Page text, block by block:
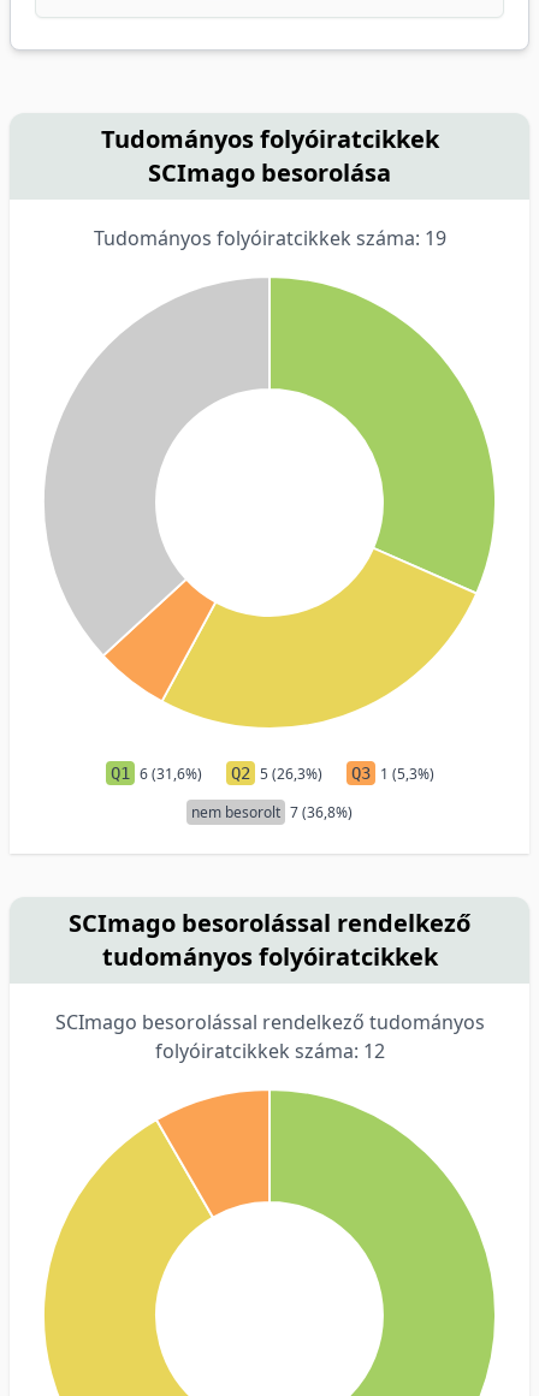
Tudományos folyóiratcikkek
SCImago besorolása
Tudományos folyóiratcikkek száma: 19
Q1 6 (31,6%) Q2 5 (26,3%) Q3 1 (5,3%)
nem besorolt 7 (36,8%)
SCImago besorolással rendelkező
tudományos folyóiratcikkek
SCImago besorolással rendelkező tudományos
folyóiratcikkek száma: 12